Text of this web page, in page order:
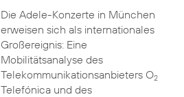
Die Adele-Konzerte in München
erweisen sich als internationales
Großereignis: Eine
Mobilitätsanalyse des
Telekommunikationsanbieters O2
Telefónica und des